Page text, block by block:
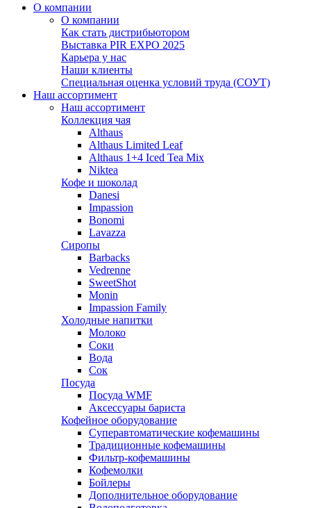
О компании
О компании
Как стать дистрибьютором
Выставка PIR EXPO 2025
Карьера у нас
Наши клиенты
Cпециальная оценка условий труда (СОУТ)
Наш ассортимент
Наш ассортимент
Коллекция чая
Althaus
Althaus Limited Leaf
Althaus 1+4 Iced Tea Mix
Niktea
Кофе и шоколад
Danesi
Impassion
Bonomi
Lavazza
Сиропы
Barbacks
Vedrenne
SweetShot
Monin
Impassion Family
Холодные напитки
Молоко
Соки
Вода
Сок
Посуда
Посуда WMF
Аксессуары бариста
Кофейное оборудование
Суперавтоматические кофемашины
Традиционные кофемашины
Фильтр-кофемашины
Кофемолки
Бойлеры
Дополнительное оборудование